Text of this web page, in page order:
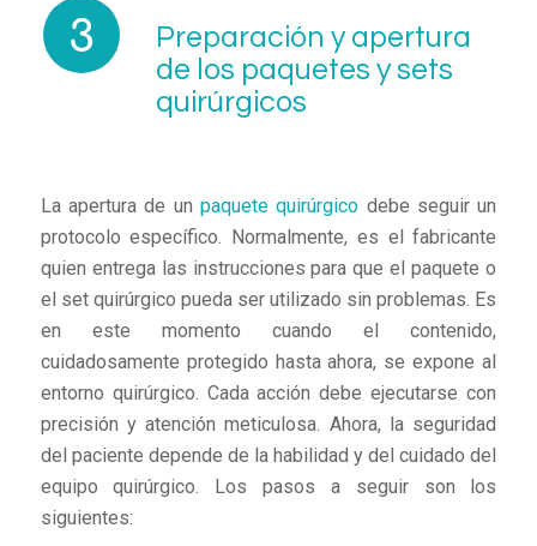
Preparación y apertura
de los paquetes y sets
quirúrgicos
La apertura de un paquete quirúrgico debe seguir un
protocolo específico. Normalmente, es el fabricante
quien entrega las instrucciones para que el paquete o
el set quirúrgico pueda ser utilizado sin problemas. Es
en este momento cuando el contenido,
cuidadosamente protegido hasta ahora, se expone al
entorno quirúrgico. Cada acción debe ejecutarse con
precisión y atención meticulosa. Ahora, la seguridad
del paciente depende de la habilidad y del cuidado del
equipo quirúrgico. Los pasos a seguir son los
siguientes: